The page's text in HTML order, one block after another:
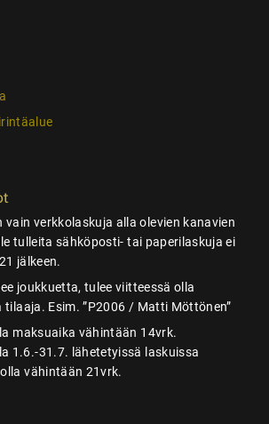
vain verkkolaskuja alla olevien kanavien
tulleita sähköposti- tai paperilaskuja ei
jälkeen.
joukkuetta, tulee viitteessä olla
tilaaja. Esim. ”P2006 / Matti Möttönen”
maksuaika vähintään 14vrk.
1.6.-31.7. lähetetyissä laskuissa
vähintään 21vrk.